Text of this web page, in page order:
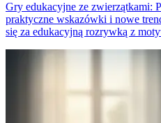
Gry edukacyjne ze zwierzątkami:
praktyczne wskazówki i nowe
się za edukacyjną rozrywką z